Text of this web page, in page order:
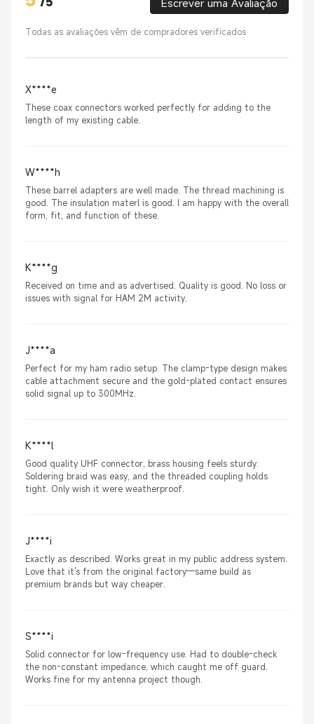
Todas as avaliações vêm de compradores verificados
X****e
These coax connectors worked perfectly for adding to the
length of my existing cable.
W****h
These barrel adapters are well made. The thread machining is
good. The insulation materl is good. I am happy with the overall
form, fit, and function of these.
K****g
Received on time and as advertised. Quality is good. No loss or
issues with signal for HAM 2M activity.
J****a
Perfect for my ham radio setup. The clamp-type design makes
cable attachment secure and the gold-plated contact ensures
solid signal up to 300MHz.
K****l
Good quality UHF connector, brass housing feels sturdy.
Soldering braid was easy, and the threaded coupling holds
tight. Only wish it were weatherproof.
J****i
Exactly as described. Works great in my public address system.
Love that it's from the original factory—same build as
premium brands but way cheaper.
S****i
Solid connector for low-frequency use. Had to double-check
the non-constant impedance, which caught me off guard.
Works fine for my antenna project though.